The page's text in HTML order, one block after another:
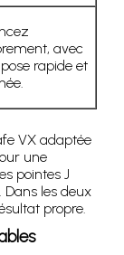
avec
rapide et
VX adaptée
une
pointes J
les deux
propre.